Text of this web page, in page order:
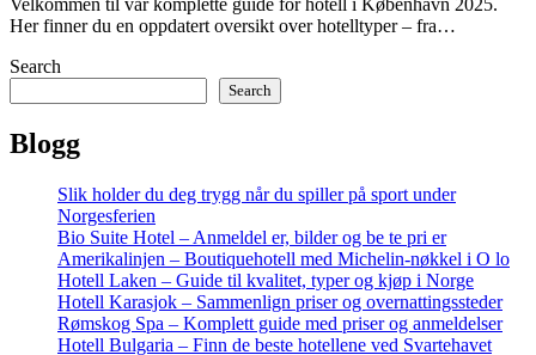
Velkommen til vår komplette guide for hotell i København 2025.
Her finner du en oppdatert oversikt over hotelltyper – fra…
Search
Search
Blogg
Slik holder du deg trygg når du spiller på sport under
Norgesferien
Bio Suite Hotel – Anmeldel er, bilder og be te pri er
Amerikalinjen – Boutiquehotell med Michelin-nøkkel i O lo
Hotell Laken – Guide til kvalitet, typer og kjøp i Norge
Hotell Karasjok – Sammenlign priser og overnattingssteder
Rømskog Spa – Komplett guide med priser og anmeldelser
Hotell Bulgaria – Finn de beste hotellene ved Svartehavet